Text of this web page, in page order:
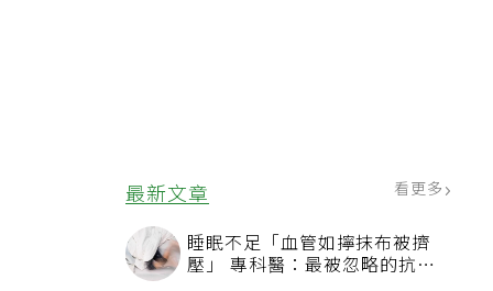
最新文章 看更多
睡眠不足「血管如擰抹布被擠
壓」 專科醫：最被忽略的抗老